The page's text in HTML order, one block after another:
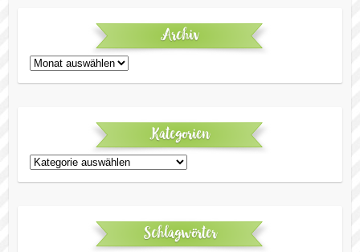
Archiv
Archiv
Kategorien
Kategorien
Schlagwörter